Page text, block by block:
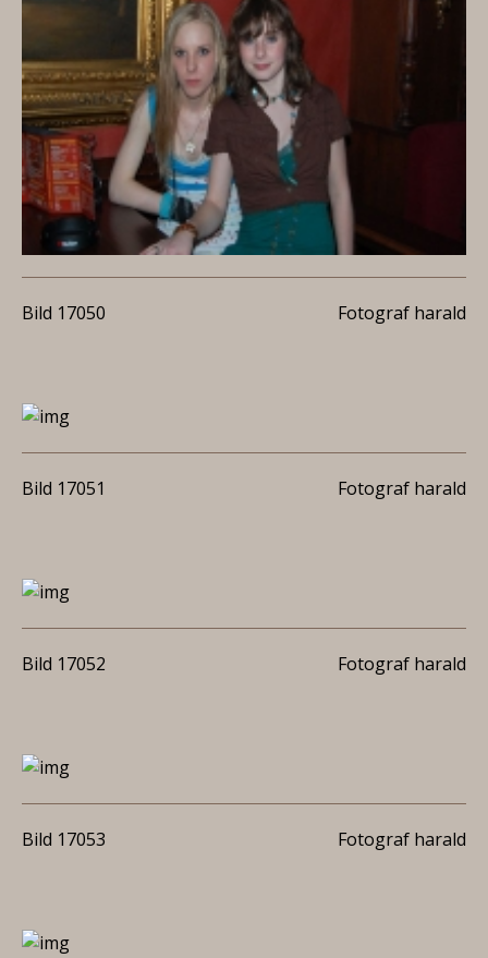
Bild 17050 Fotograf harald
Bild 17051 Fotograf harald
Bild 17052 Fotograf harald
Bild 17053 Fotograf harald